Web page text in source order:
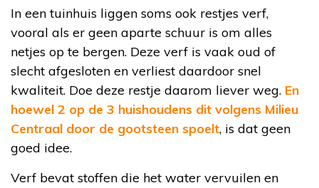
In een tuinhuis liggen soms ook restjes verf,
vooral als er geen aparte schuur is om alles
netjes op te bergen. Deze verf is vaak oud of
slecht afgesloten en verliest daardoor snel
kwaliteit. Doe deze restje daarom liever weg. En
hoewel 2 op de 3 huishoudens dit volgens Milieu
Centraal door de gootsteen spoelt, is dat geen
goed idee.
Verf bevat stoffen die het water vervuilen en